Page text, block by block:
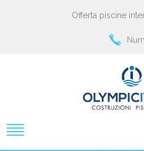
Offerta piscine